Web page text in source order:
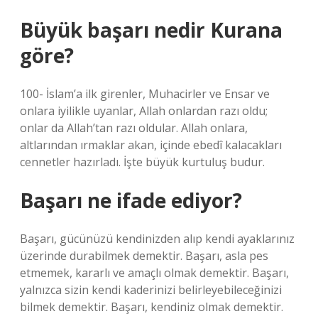
Büyük başarı nedir Kurana
göre?
100- İslam’a ilk girenler, Muhacirler ve Ensar ve
onlara iyilikle uyanlar, Allah onlardan razı oldu;
onlar da Allah’tan razı oldular. Allah onlara,
altlarından ırmaklar akan, içinde ebedî kalacakları
cennetler hazırladı. İşte büyük kurtuluş budur.
Başarı ne ifade ediyor?
Başarı, gücünüzü kendinizden alıp kendi ayaklarınız
üzerinde durabilmek demektir. Başarı, asla pes
etmemek, kararlı ve amaçlı olmak demektir. Başarı,
yalnızca sizin kendi kaderinizi belirleyebileceğinizi
bilmek demektir. Başarı, kendiniz olmak demektir.